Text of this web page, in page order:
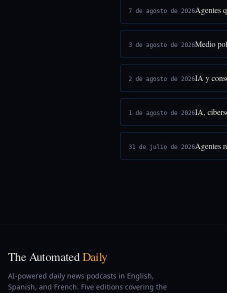
7 de agosto de 2026Agentes
3 de agosto de 2026Medio
2 de agosto de 2026IA y
1 de agosto de 2026IA,
31 de julio de 2026Agentes
The AutomatedDaily
AI-powered daily news podcasts in English,
Spanish, and French. Five editions covering the